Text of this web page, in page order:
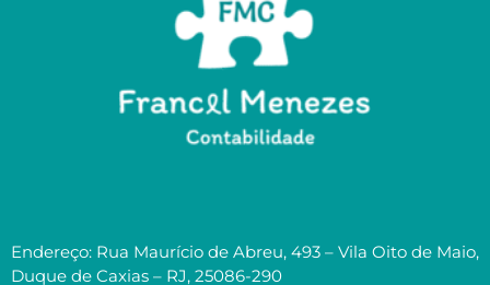
Endereço: Rua Maurício de Abreu, 493 – Vila Oito de Maio,
Duque de Caxias – RJ, 25086-290